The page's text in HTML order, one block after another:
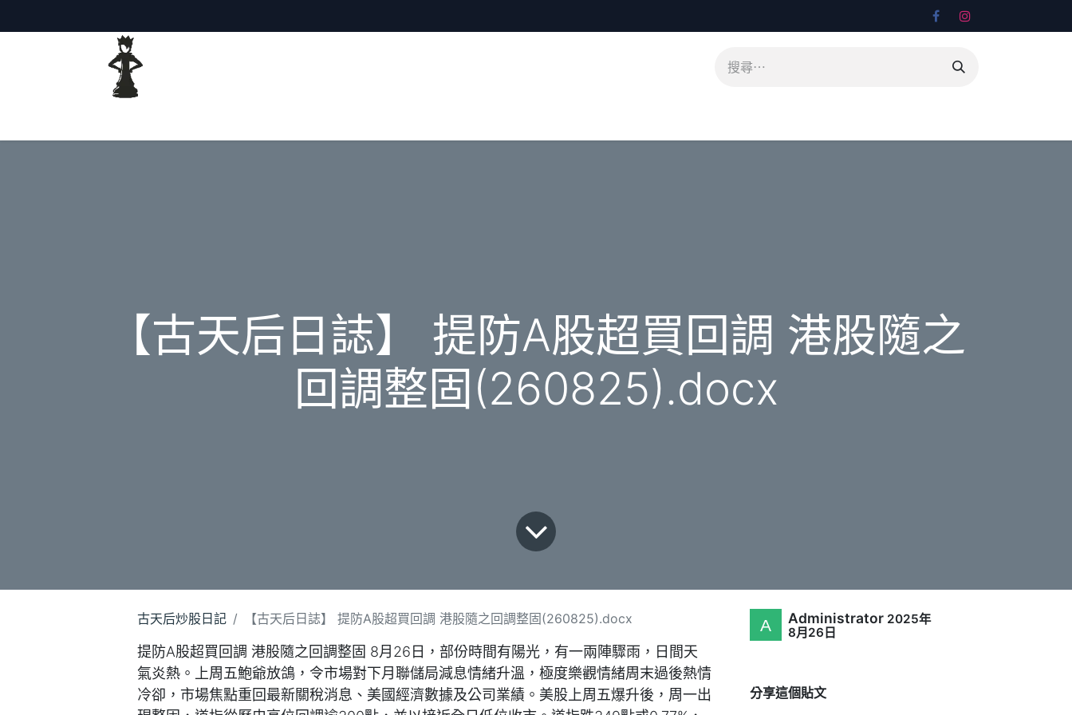
【古天后日誌】 提防A股超買回調 港股隨之
回調整固(260825).docx
古天后炒股日記 【古天后日誌】 提防A股超買回調 港股隨之回調整固(260825).docx
提防A股超買回調 港股隨之回調整固 8月26日，部份時間有陽光，有一兩陣驟雨，日間天
氣炎熱。上周五鮑爺放鴿，令市場對下月聯儲局減息情緒升溫，極度樂觀情緒周末過後熱情
冷卻，市場焦點重回最新關稅消息、美國經濟數據及公司業績。美股上周五爆升後，周一出
Administrator 2025年
8月26日
分享這個貼文